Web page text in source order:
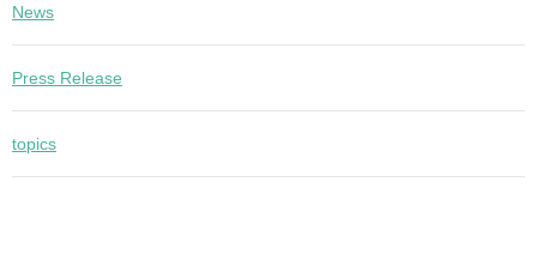
News
Press Release
topics